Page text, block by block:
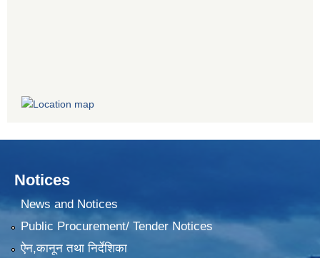
Notices
News and Notices
Public Procurement/ Tender Notices
ऐन,कानून तथा निर्देशिका